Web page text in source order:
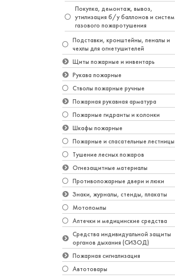
Покупка, демонтаж, вывоз,
утилизация б/у баллонов и систем
газового пожаротушения
Подставки, кронштейны, пеналы и
чехлы для огнетушителей
Щиты пожарные и инвентарь
Рукава пожарные
Стволы пожарные ручные
Пожарная рукавная арматура
Пожарные гидранты и колонки
Шкафы пожарные
Пожарные и спасательные лестницы
Тушение лесных пожаров
Огнезащитные материалы
Противопожарные двери и люки
Знаки, журналы, стенды, плакаты
Мотопомпы
Аптечки и медицинские средства
Средства индивидуальной защиты
органов дыхания (СИЗОД)
Пожарная сигнализация
Автотовары